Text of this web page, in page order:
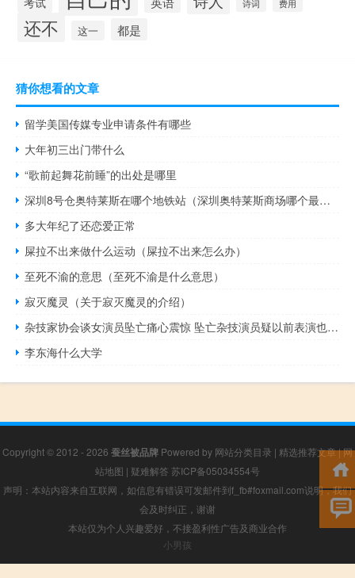
诗词 费用
还不 这一 都是
猜你想看的文章
留学美国传媒专业申请条件有哪些
大年初三出门带什么
“歌前起舞花前睡”的出处是哪里
深圳8号仓奥特莱斯在哪个地铁站（深圳奥特莱斯商场哪个最实惠）
多大年纪了还恋爱正常
屎拉不出来做什么运动（屎拉不出来怎么办）
至死不渝的意思（至死不渝是什么意思）
寂灭魔灵（关于寂灭魔灵的介绍）
杂技家协会谈女演员坠亡痛心震惊 坠亡杂技演员疑以前表演也无安全绳子
李东海什么大学
Copyright © 2012 - 2026 蚕丝被品牌 Powered by 网站分类目录 | 精选推荐文章|网
站地图 | 疑难解答 苏ICP备05034554号
声明：本站内容来自互联网，如信息有错误可发邮件到f_fb#foxmail.com说明，我们
会及时纠正，谢谢
本站仅为个人兴趣爱好，不接盈利性广告及商业合作
小男孩